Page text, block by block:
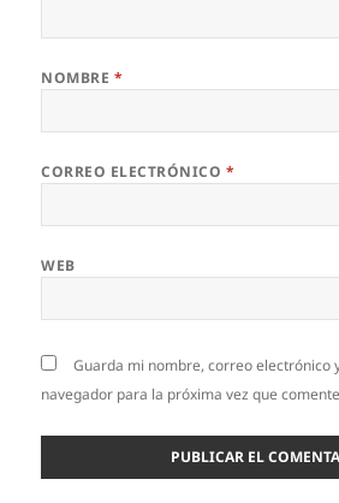
NOMBRE *
CORREO ELECTRÓNICO *
WEB
Guarda mi nombre, correo electrónico
navegador para la próxima vez que